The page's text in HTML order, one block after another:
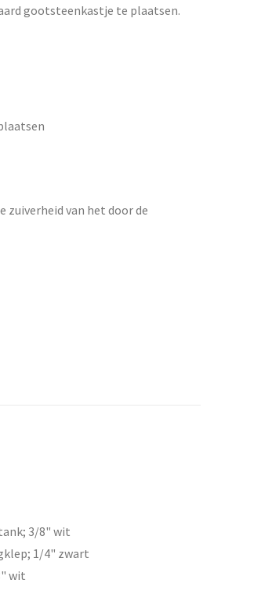
gootsteenkastje te plaatsen.
zuiverheid van het door de
3/8" wit
1/4" zwart
wit